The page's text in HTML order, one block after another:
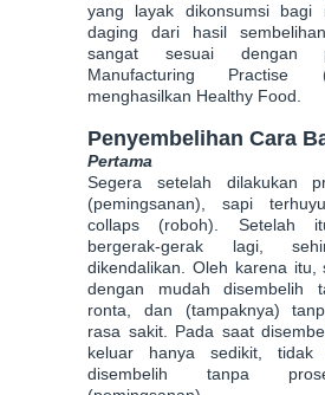
yang layak dikonsumsi bagi
daging dari hasil
sangat sesuai dengan
Manufacturing Practise
menghasilkan Healthy Food.
Penyembelihan Cara
Pertama
Segera setelah dilakukan
(pemingsanan), sapi
collaps (roboh). Setelah
bergerak-gerak lagi,
dikendalikan. Oleh karena itu,
dengan mudah disembelih
ronta, dan (tampaknya)
rasa sakit. Pada saat
keluar hanya sedikit, tidak
disembelih tanpa